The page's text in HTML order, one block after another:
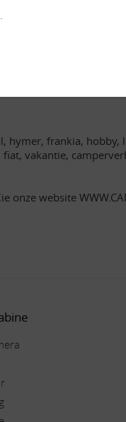
frankia,
vakantie,
website